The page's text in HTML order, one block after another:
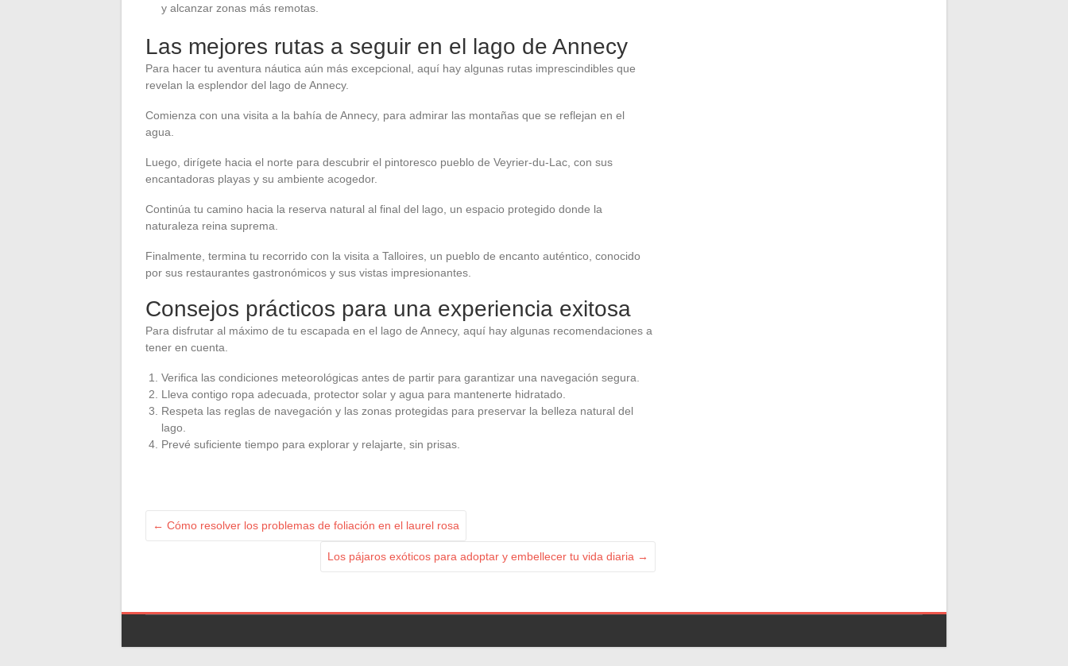
y alcanzar zonas más remotas.
Las mejores rutas a seguir en el lago de Annecy
Para hacer tu aventura náutica aún más excepcional, aquí hay algunas rutas imprescindibles que
revelan la esplendor del lago de Annecy.
Comienza con una visita a la bahía de Annecy, para admirar las montañas que se reflejan en el
agua.
Luego, dirígete hacia el norte para descubrir el pintoresco pueblo de Veyrier-du-Lac, con sus
encantadoras playas y su ambiente acogedor.
Continúa tu camino hacia la reserva natural al final del lago, un espacio protegido donde la
naturaleza reina suprema.
Finalmente, termina tu recorrido con la visita a Talloires, un pueblo de encanto auténtico, conocido
por sus restaurantes gastronómicos y sus vistas impresionantes.
Consejos prácticos para una experiencia exitosa
Para disfrutar al máximo de tu escapada en el lago de Annecy, aquí hay algunas recomendaciones a
tener en cuenta.
Verifica las condiciones meteorológicas antes de partir para garantizar una navegación segura.
Lleva contigo ropa adecuada, protector solar y agua para mantenerte hidratado.
Respeta las reglas de navegación y las zonas protegidas para preservar la belleza natural del
lago.
Prevé suficiente tiempo para explorar y relajarte, sin prisas.
← Cómo resolver los problemas de foliación en el laurel rosa
Los pájaros exóticos para adoptar y embellecer tu vida diaria →